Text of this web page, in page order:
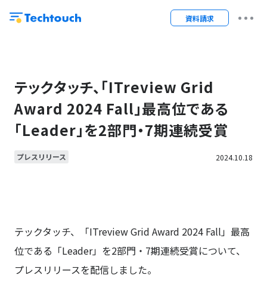
資料請求
テックタッチ、「ITreview Grid
Award 2024 Fall」最高位である
「Leader」を2部門・7期連続受賞
プレスリリース 2024.10.18
テックタッチ、「ITreview Grid Award 2024 Fall」最高
位である「Leader」を2部門・7期連続受賞について、
プレスリリースを配信しました。